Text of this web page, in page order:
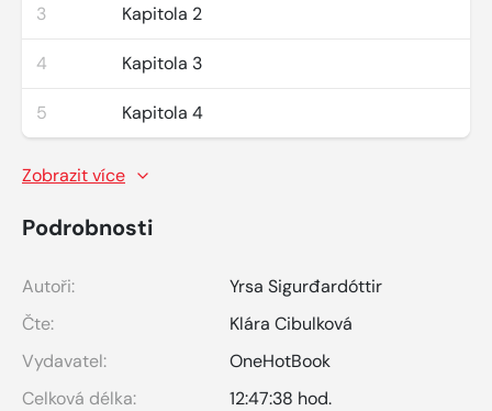
3 Kapitola 2
4 Kapitola 3
5 Kapitola 4
Zobrazit více
Podrobnosti
Autoři:
Yrsa Sigurđardóttir
Čte:
Klára Cibulková
Vydavatel:
OneHotBook
Celková délka:
12:47:38 hod.